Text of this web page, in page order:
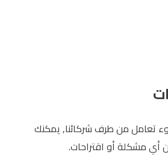
تعامل من طرف شركائنا, يمكنك
أي مشكلة أو اقتراحات.